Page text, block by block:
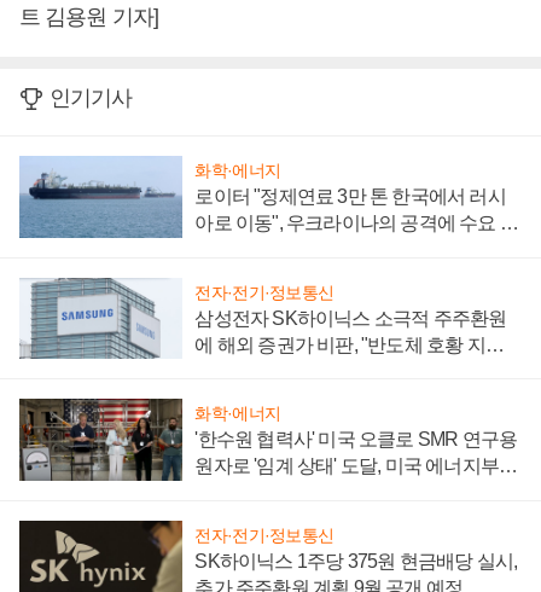
트 김용원 기자]
인기기사
화학·에너지
로이터 "정제연료 3만 톤 한국에서 러시
아로 이동", 우크라이나의 공격에 수요 늘
전자·전기·정보통신
삼성전자 SK하이닉스 소극적 주주환원
에 해외 증권가 비판, "반도체 호황 지속
화학·에너지
'한수원 협력사' 미국 오클로 SMR 연구용
원자로 '임계 상태' 도달, 미국 에너지부
전자·전기·정보통신
SK하이닉스 1주당 375원 현금배당 실시,
추가 주주환원 계획 9월 공개 예정